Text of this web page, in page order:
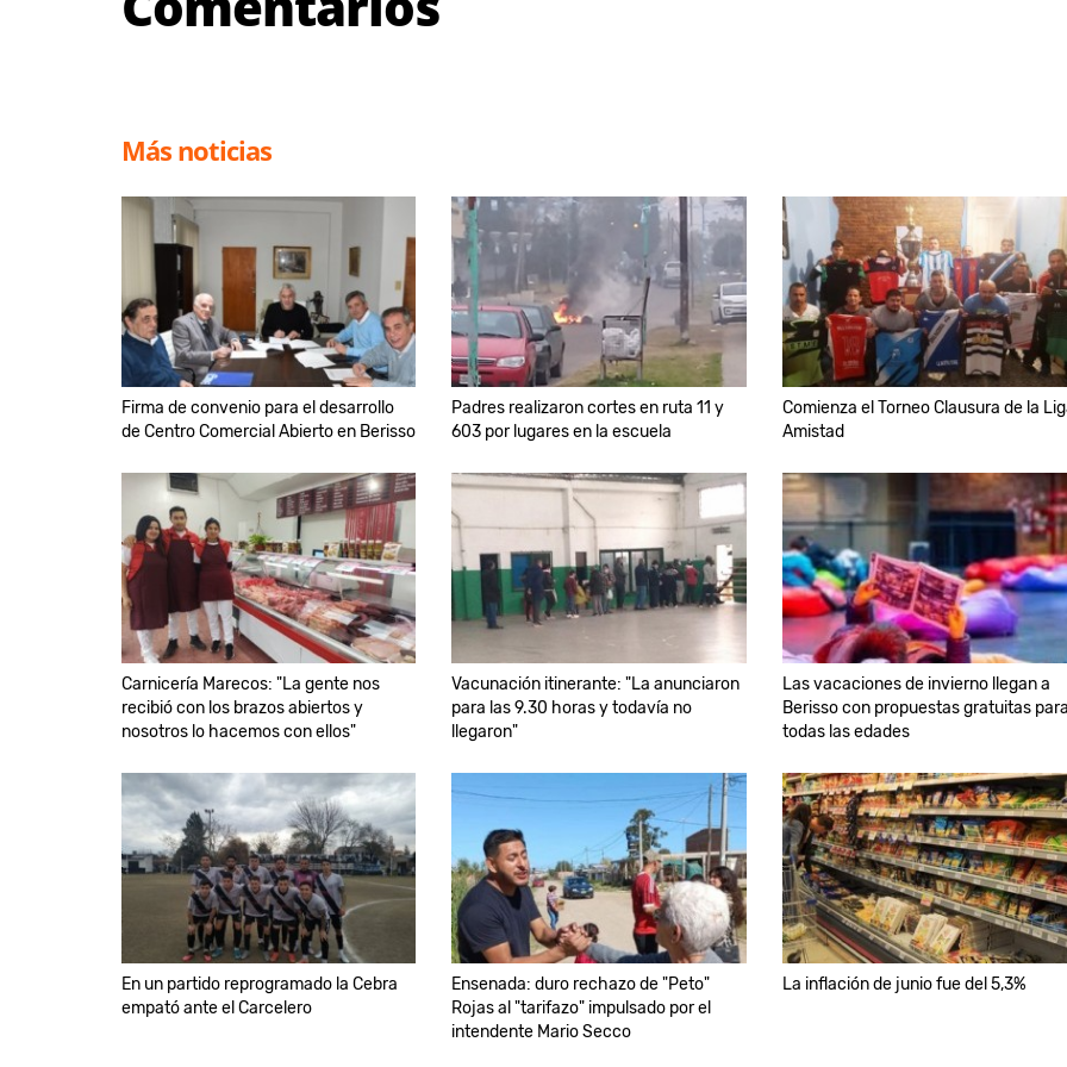
Más noticias
Firma de convenio para el desarrollo
de Centro Comercial Abierto en Berisso
Padres realizaron cortes en ruta 11 y
603 por lugares en la escuela
Comienza el Torneo Clausura de la
Amistad
Carnicería Marecos: "La gente nos
recibió con los brazos abiertos y
nosotros lo hacemos con ellos"
Vacunación itinerante: "La anunciaron
para las 9.30 horas y todavía no
llegaron"
Las vacaciones de invierno llegan a
Berisso con propuestas gratuitas
todas las edades
En un partido reprogramado la Cebra
empató ante el Carcelero
Ensenada: duro rechazo de "Peto"
Rojas al "tarifazo" impulsado por el
intendente Mario Secco
La inflación de junio fue del 5,3%